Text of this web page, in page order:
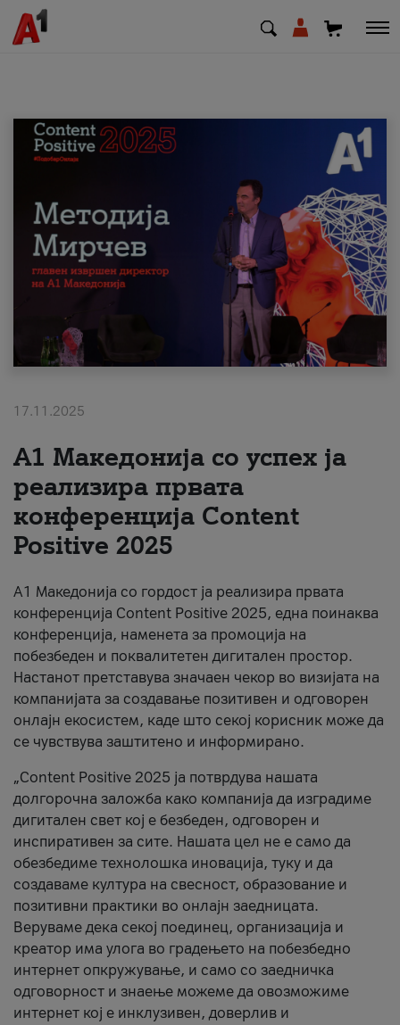
МК EN
Приватни Деловни
Поддршка
Надополни кредит
#ПодобарОнлајн
17.11.2025
А1 Македонија со успех ја
реализира првата
конференција Content
Positive 2025
А1 Македонија со гордост ја реализира првата
конференција Content Positive 2025, една поинаква
конференција, наменета за промоција на
побезбеден и поквалитетен дигитален простор.
Настанот претставува значаен чекор во визијата на
компанијата за создавање позитивен и одговорен
онлајн екосистем, каде што секој корисник може да
се чувствува заштитено и информирано.
„Content Positive 2025 ја потврдува нашата
долгорочна заложба како компанија да изградиме
дигитален свет кој е безбеден, одговорен и
инспиративен за сите. Нашата цел не е само да
обезбедиме технолошка иновација, туку и да
создаваме култура на свесност, образование и
позитивни практики во онлајн заедницата.
Веруваме дека секој поединец, организација и
креатор има улога во градењето на побезбедно
интернет опкружување, и само со заедничка
одговорност и знаење можеме да овозможиме
интернет кој е инклузивен, доверлив и